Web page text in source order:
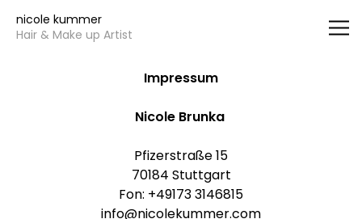
nicole kummer
Hair & Make up Artist
Impressum
Nicole Brunka
Pfizerstraße 15
70184 Stuttgart
Fon: +49173 3146815
info@nicolekummer.com